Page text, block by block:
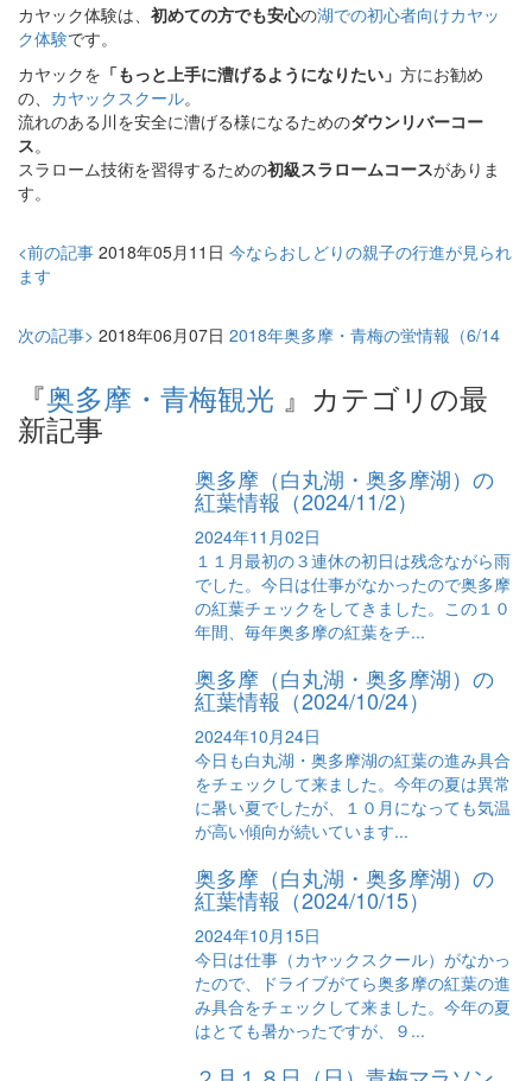
カヤック体験は、 初めての方でも安心の湖での初心者向けカヤッ
ク体験です。
カヤックを 「もっと上手に漕げるようになりたい」 方にお勧め
の、 カヤックスクール。
流れのある川を安全に漕げる様になるためのダウンリバーコー
ス。
スラローム技術を習得するための初級スラロームコースがありま
す。
<前の記事 2018年05月11日 今ならおしどりの親子の行進が見られ
ます
次の記事> 2018年06月07日 2018年奥多摩・青梅の蛍情報（6/14
『奥多摩・青梅観光 』カテゴリの最
新記事
奥多摩（白丸湖・奥多摩湖）の
紅葉情報（2024/11/2）
2024年11月02日
１１月最初の３連休の初日は残念ながら雨
でした。今日は仕事がなかったので奥多摩
の紅葉チェックをしてきました。この１０
年間、毎年奥多摩の紅葉をチ...
奥多摩（白丸湖・奥多摩湖）の
紅葉情報（2024/10/24）
2024年10月24日
今日も白丸湖・奥多摩湖の紅葉の進み具合
をチェックして来ました。今年の夏は異常
に暑い夏でしたが、１０月になっても気温
が高い傾向が続いています...
奥多摩（白丸湖・奥多摩湖）の
紅葉情報（2024/10/15）
2024年10月15日
今日は仕事（カヤックスクール）がなかっ
たので、ドライブがてら奥多摩の紅葉の進
み具合をチェックして来ました。今年の夏
はとても暑かったですが、９...